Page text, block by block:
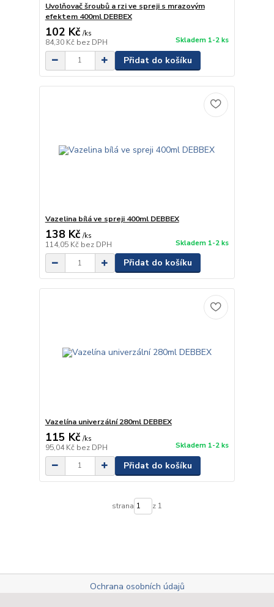
Uvolňovač šroubů a rzi ve spreji s mrazovým
efektem 400ml DEBBEX
102 Kč /ks
84,30 Kč bez DPH Skladem 1-2 ks
Přidat do košíku
Vazelina bílá ve spreji 400ml DEBBEX
138 Kč /ks
114,05 Kč bez DPH Skladem 1-2 ks
Přidat do košíku
Vazelína univerzální 280ml DEBBEX
115 Kč /ks
95,04 Kč bez DPH Skladem 1-2 ks
Přidat do košíku
strana z 1
Ochrana osobních údajů